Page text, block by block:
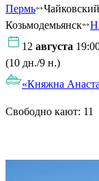
Пермь
Чайковский
Козьмодемьянск
12 августа
(10 дн./9 н.)
«Княжна
Свободно кают: 11